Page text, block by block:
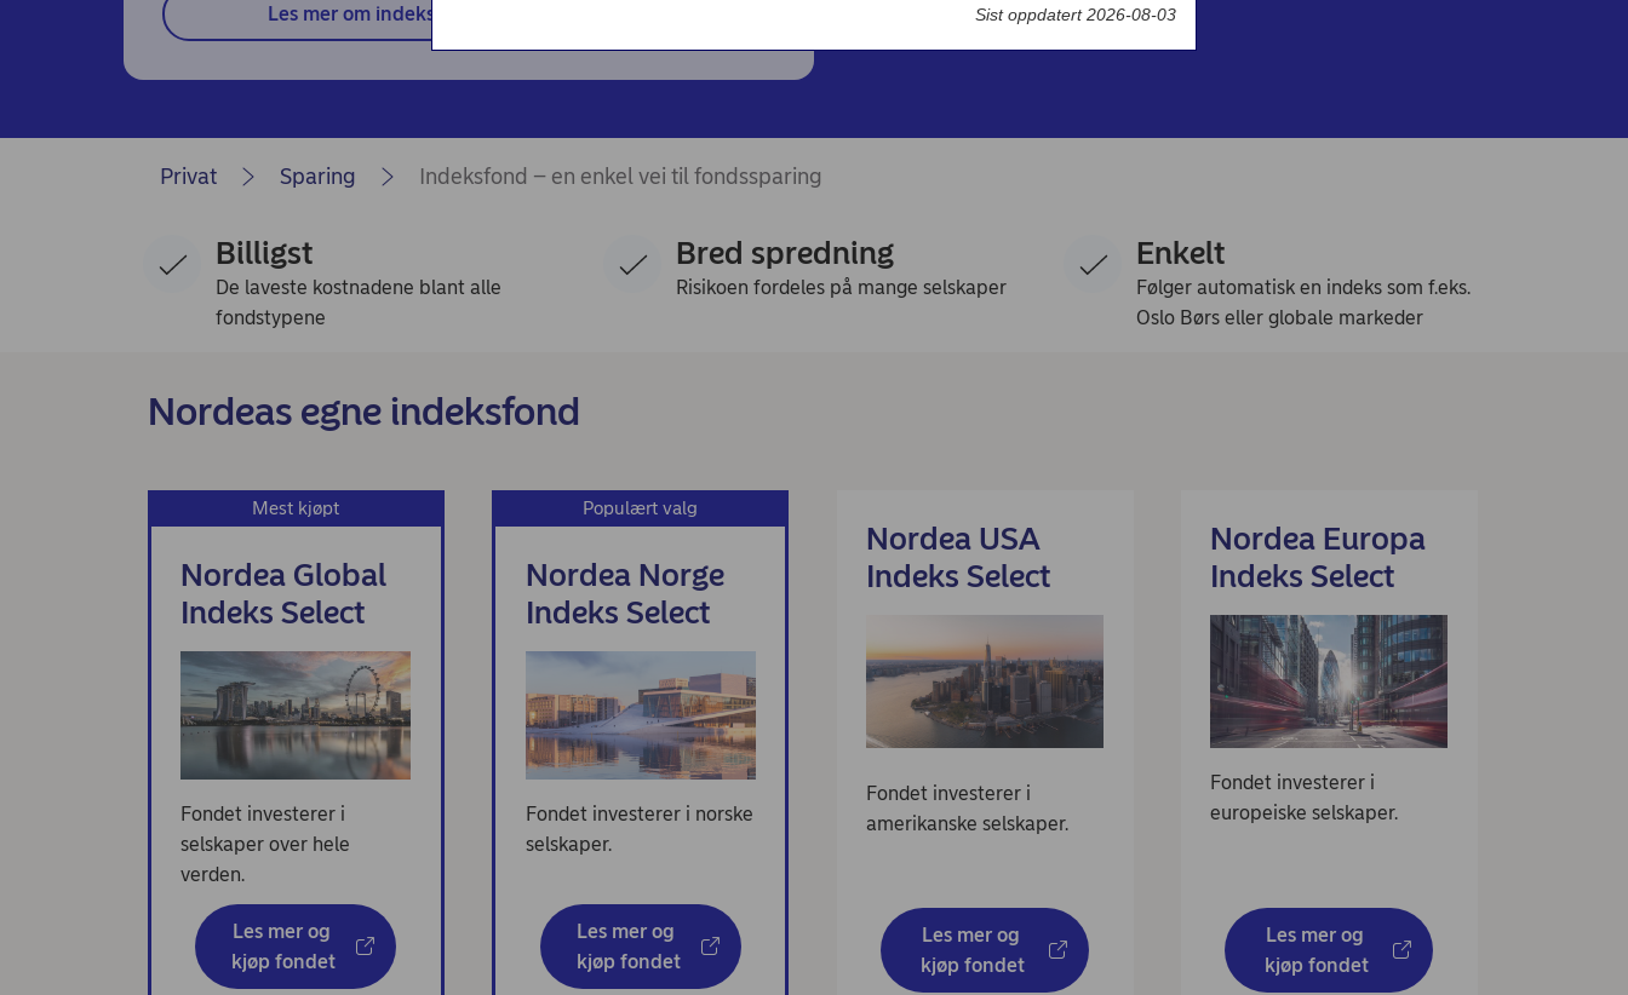
Nordea Liv (nettside)Les mer om indeksfond
Privat Sparing Indeksfond – en enkel vei til fondssparing
Billigst
De laveste kostnadene blant alle
fondstypene
Bred spredning
Risikoen fordeles på mange selskaper
Enkelt
Følger automatisk en indeks som f.eks.
Oslo Børs eller globale markeder
Nordeas egne indeksfond
Mest kjøpt
Nordea Global
Indeks Select
Fondet investerer i
selskaper over hele
verden.
Les mer og
kjøp fondet
Populært valg
Nordea Norge
Indeks Select
Fondet investerer i norske
selskaper.
Les mer og
kjøp fondet
Nordea USA
Indeks Select
Fondet investerer i
amerikanske selskaper.
Les mer og
kjøp fondet
Nordea Europa
Indeks Select
Fondet investerer i
europeiske selskaper.
Les mer og
kjøp fondet
Sist oppdatert 2026-08-03